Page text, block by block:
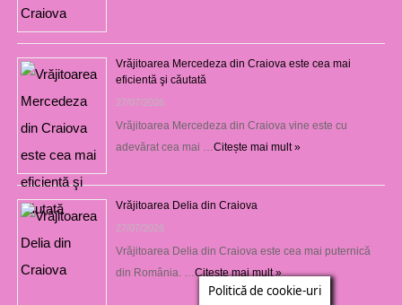
Vrăjitoarea Mercedeza din Craiova este cea mai
eficientă şi căutată
27/07/2026
Vrăjitoarea Mercedeza din Craiova vine este cu
adevărat cea mai … Citește mai mult »
Vrăjitoarea Delia din Craiova
27/07/2026
Vrăjitoarea Delia din Craiova este cea mai puternică
din România. … Citește mai mult »
Politică de cookie-uri